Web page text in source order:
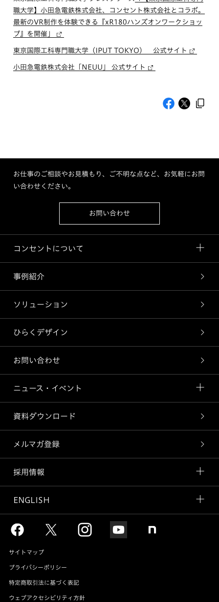
職大学】小田急電鉄株式会社、コンセント株式会社とコラボ。
最新のVR制作を体験できる『xR180ハンズオンワークショッ
プ』を開催」
東京国際工科専門職大学（IPUT TOKYO） 公式サイト
小田急電鉄株式会社「NEUU」 公式サイト
お仕事のご相談やお見積もり、ご不明な点など、お気軽にお問
い合わせください。
お問い合わせ
コンセントについて
事例紹介
ソリューション
ひらくデザイン
お問い合わせ
ニュース・イベント
資料ダウンロード
メルマガ登録
採用情報
ENGLISH
サイトマップ
プライバシーポリシー
特定商取引法に基づく表記
ウェブアクセシビリティ方針